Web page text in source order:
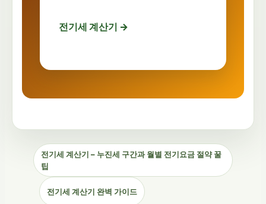
전기세 계산기 →
전기세 계산기 – 누진세 구간과 월별 전기요금 절약 꿀
팁
전기세 계산기 완벽 가이드